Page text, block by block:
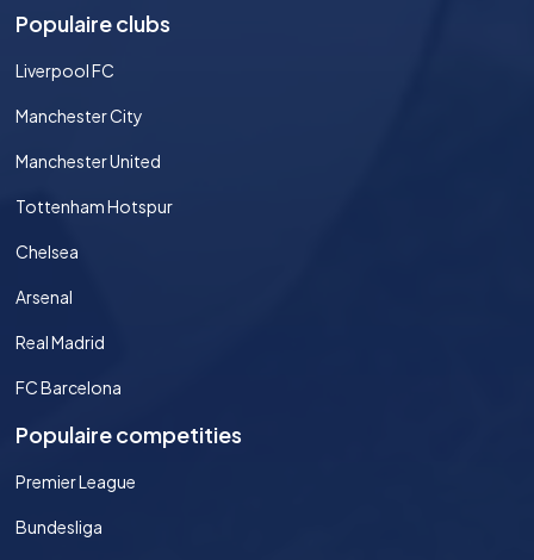
Populaire clubs
Liverpool FC
Manchester City
Manchester United
Tottenham Hotspur
Chelsea
Arsenal
Real Madrid
FC Barcelona
Populaire competities
Premier League
Bundesliga